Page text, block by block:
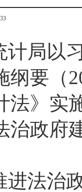
计局以
纲要（
法》实
治政府
进法治